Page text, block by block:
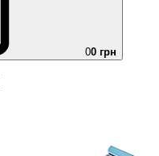
00 грн